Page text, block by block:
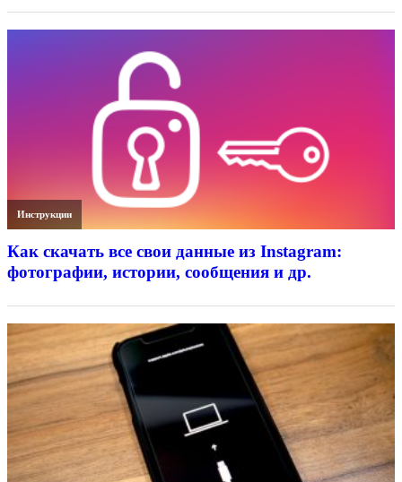
Инструкции
Как скачать все свои данные из Instagram:
фотографии, истории, сообщения и др.